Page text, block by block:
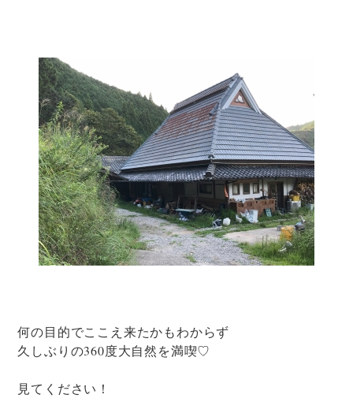
何の目的でここえ来たかもわからず
久しぶりの360度大自然を満喫♡
見てください！